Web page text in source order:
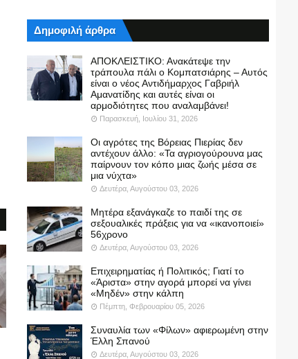
Δημοφιλή άρθρα
ΑΠΟΚΛΕΙΣΤΙΚΟ: Ανακάτεψε την
τράπουλα πάλι ο Κομπατσιάρης – Αυτός
είναι ο νέος Αντιδήμαρχος Γαβριήλ
Αμανατίδης και αυτές είναι οι
αρμοδιότητες που αναλαμβάνει!
Παρασκευή, Ιουλίου 31, 2026
Οι αγρότες της Βόρειας Πιερίας δεν
αντέχουν άλλο: «Τα αγριογούρουνα μας
παίρνουν τον κόπο μιας ζωής μέσα σε
μια νύχτα»
Δευτέρα, Αυγούστου 03, 2026
Μητέρα εξανάγκαζε το παιδί της σε
σεξουαλικές πράξεις για να «ικανοποιεί»
56χρονο
Δευτέρα, Αυγούστου 03, 2026
Επιχειρηματίας ή Πολιτικός; Γιατί το
«Άριστα» στην αγορά μπορεί να γίνει
«Μηδέν» στην κάλπη
Πέμπτη, Φεβρουαρίου 05, 2026
Συναυλία των «Φίλων» αφιερωμένη στην
Έλλη Σπανού
Δευτέρα, Αυγούστου 03, 2026